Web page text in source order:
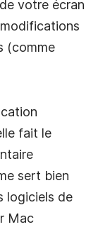
votre écran
(comme
fait le
sert bien
logiciels de
Mac